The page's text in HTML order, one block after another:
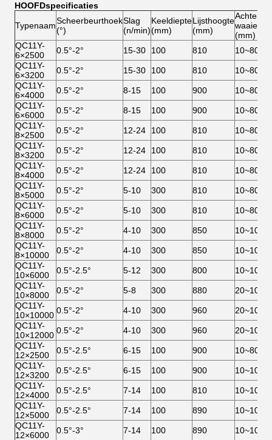
HOOFDspecificaties
TypenaamScheerbeurthoek
(°)
Slag
(n/min)
Keeldiepte
(mm)
Lijsthoogte
(mm)
waaier
(mm)
QC11Y-
6×2500
0.5°-2° 15-30 100 810
10~800
QC11Y-
6×3200
0.5°-2° 15-30 100 810
10~800
QC11Y-
6×4000
0.5°-2° 8-15 100 900
10~800
QC11Y-
6×6000
0.5°-2° 8-15 100 900
10~800
QC11Y-
8×2500
0.5°-2° 12-24 100 810
10~800
QC11Y-
8×3200
0.5°-2° 12-24 100 810
10~800
QC11Y-
8×4000
0.5°-2° 12-24 100 810
10~800
QC11Y-
8×5000
0.5°-2° 5-10 300 810
10~800
QC11Y-
8×6000
0.5°-2° 5-10 300 810
10~800
QC11Y-
8×8000
0.5°-2° 4-10 300 850
10~1000
QC11Y-
8×10000
0.5°-2° 4-10 300 850
10~1000
QC11Y-
10×6000
0.5°-2.5° 5-12 300 800
10~1000
QC11Y-
10×8000
0.5°-2° 5-8 300 880
20~1000
QC11Y-
10×10000 0.5°-2° 4-10 300 960
20~1000
QC11Y-
10×12000 0.5°-2° 4-10 300 960
20~1000
QC11Y-
12×2500
0.5°-2.5° 6-15 100 900
10~800
QC11Y-
12×3200
0.5°-2.5° 6-15 100 900
10~1000
QC11Y-
12×4000
0.5°-2.5° 7-14 100 810
10~1000
QC11Y-
12×5000
0.5°-2.5° 7-14 100 890
10~1000
QC11Y-
12×6000
0.5°-3° 7-14 100 890 10~1000